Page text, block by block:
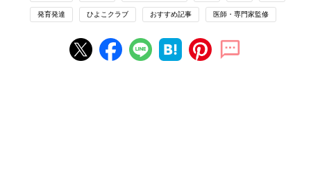
発育発達 ひよこクラブ おすすめ記事 医師・専門家監修